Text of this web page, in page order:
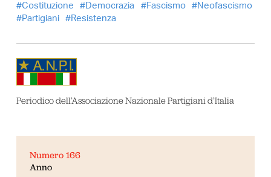
Costituzione
Democrazia Fascismo
Neofascismo
Partigiani
Resistenza
Periodico dell’Associazione Nazionale Partigiani d’Italia
Numero 166
Anno